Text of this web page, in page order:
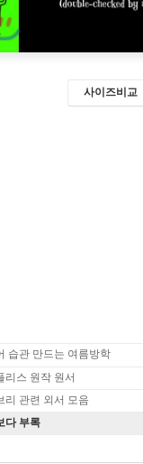
사이즈비교
습관 만드는 여름방학
리스 원작 원서
리 관련 외서 모음
다 부록